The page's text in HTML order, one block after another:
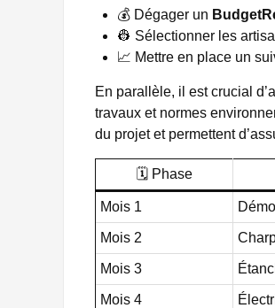
💰 Dégager un
👷 Sélectionner les
📈 Mettre en place un
En parallèle, il est crucial
travaux et normes
du projet et permettent
🗓️ Phase
Mois 1
Mois 2
Mois 3
Mois 4